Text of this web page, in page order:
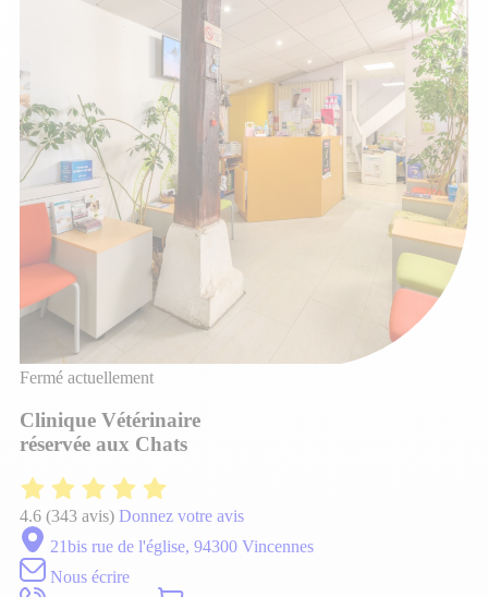
Fermé actuellement
Clinique Vétérinaire
réservée aux Chats
4.6 (343 avis) Donnez votre avis
21bis rue de l'église, 94300 Vincennes
Nous écrire